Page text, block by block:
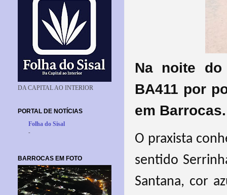
Na noite
BA411 por
em Barrocas.
O praxista
sentido
Santana, cor
DA CAPITAL AO INTERIOR
PORTAL DE NOTÍCIAS
Folha do Sisal
-
BARROCAS EM FOTO